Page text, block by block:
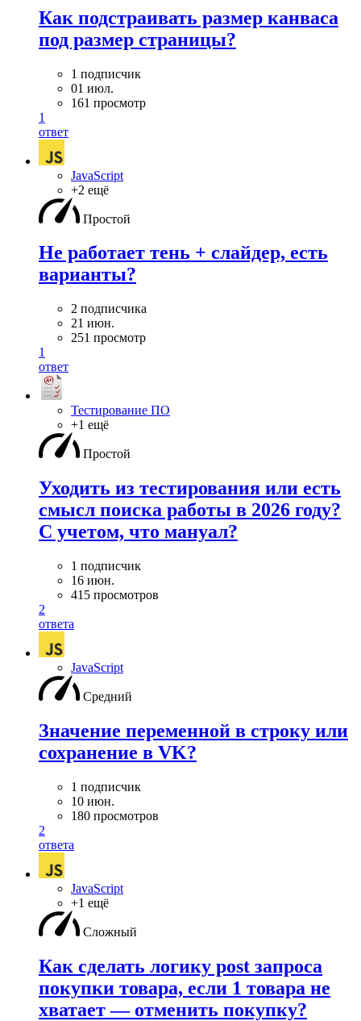
Как подстраивать размер канваса
под размер страницы?
1 подписчик
01 июл.
161 просмотр
1
ответ
JavaScript
+2 ещё
Простой
Не работает тень + слайдер, есть
варианты?
2 подписчика
21 июн.
251 просмотр
1
ответ
Тестирование ПО
+1 ещё
Простой
Уходить из тестирования или есть
смысл поиска работы в 2026 году?
С учетом, что мануал?
1 подписчик
16 июн.
415 просмотров
2
ответа
JavaScript
Средний
Значение переменной в строку или
сохранение в VK?
1 подписчик
10 июн.
180 просмотров
2
ответа
JavaScript
+1 ещё
Сложный
Как сделать логику post запроса
покупки товара, если 1 товара не
хватает — отменить покупку?